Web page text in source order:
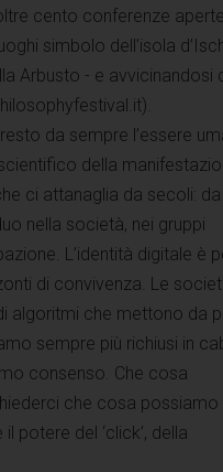
cento conferenze
simbolo dell’isola
Arbusto - e avvicinandosi
da sempre l’essere
della
ci attanaglia da secoli: da
nella società, nei gruppi
L’identità digitale è
di convivenza. Le
algoritmi che mettono da
sempre più richiusi in
consenso. Che cosa
che cosa possiamo
potere del ‘click’, della